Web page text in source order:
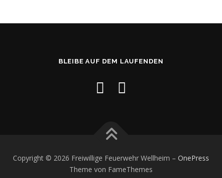
BLEIBE AUF DEM LAUFENDEN
Copyright © 2026 Freiwillige Feuerwehr Wellheim – OnePress
Theme von FameThemes